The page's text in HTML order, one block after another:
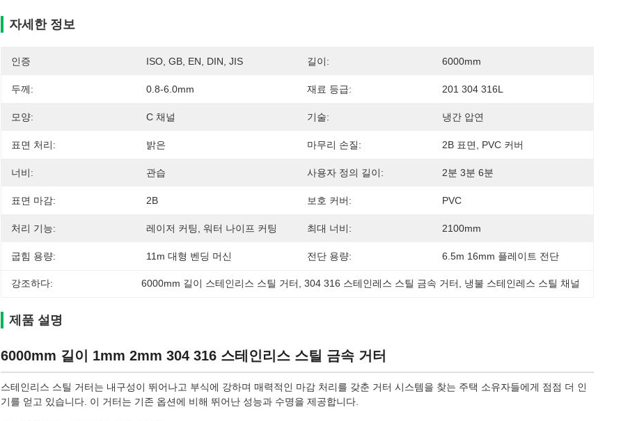
자세한 정보
인증 ISO, GB, EN, DIN, JIS 길이: 6000mm
두께: 0.8-6.0mm 재료 등급: 201 304 316L
모양: C 채널 기술: 냉간 압연
표면 처리: 밝은 마무리 손질: 2B 표면, PVC 커버
너비: 관습 사용자 정의 길이: 2분 3분 6분
표면 마감: 2B 보호 커버: PVC
처리 기능: 레이저 커팅, 워터 나이프 커팅 최대 너비: 2100mm
굽힘 용량: 11m 대형 벤딩 머신 전단 용량: 6.5m 16mm 플레이트 전단
강조하다: 6000mm 길이 스테인리스 스틸 거터 , 304 316 스테인레스 스틸 금속 거터 냉불 스테인레스 스틸 채널
제품 설명
6000mm 길이 1mm 2mm 304 316 스테인리스 스틸 금속 거터
스테인리스 스틸 거터는 내구성이 뛰어나고 부식에 강하며 매력적인 마감 처리를 갖춘 거터 시스템을 찾는 주택 소유자들에게 점점 더 인
기를 얻고 있습니다. 이 거터는 기존 옵션에 비해 뛰어난 성능과 수명을 제공합니다.